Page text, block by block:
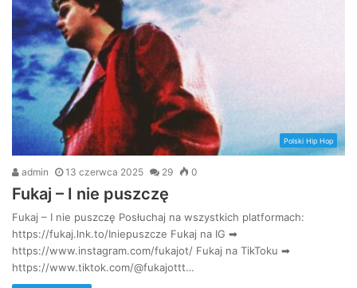
Polski Hip Hop
admin 13 czerwca 2025 29 0
Fukaj – I nie puszczę
Fukaj – I nie puszczę Posłuchaj na wszystkich platformach:
https://fukaj.lnk.to/Iniepuszcze Fukaj na IG ➡
https://www.instagram.com/fukajot/ Fukaj na TikToku ➡
https://www.tiktok.com/@fukajottt…